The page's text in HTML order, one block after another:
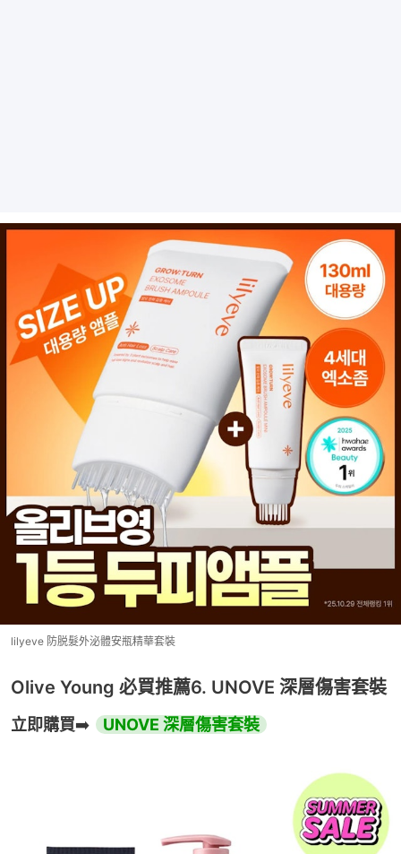
lilyeve 防脱髮外泌體安瓶精華套裝
Olive Young 必買推薦6. UNOVE 深層傷害套裝
立即購買➡️ UNOVE 深層傷害套裝